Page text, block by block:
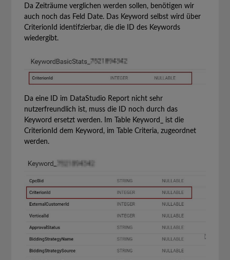
Da Zeiträume verglichen werden sollen, benötigen wir
auch noch das Feld Date. Das Keyword selbst wird über
CriterionId identifzierbar, die die ID des Keywords
wiedergibt.
Da eine ID im DataStudio Report nicht sehr
nutzerfreundlich ist, muss die ID noch durch das
Keyword ersetzt werden. Im Table Keyword_ ist die
CriterionId dem Keyword, im Table Criteria, zugeordnet
werden.